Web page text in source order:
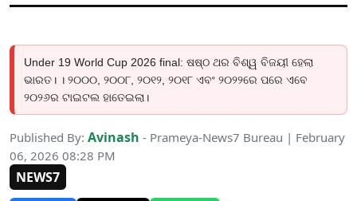
Under 19 World Cup 2026 final: ଷଷ୍ଠ ଥର ବିଶ୍ୱ ବିଜୟୀ ହେଲା
ଭାରତ। । ୨୦୦୦, ୨୦୦୮, ୨୦୧୨, ୨୦୧୮ ଏବଂ ୨୦୨୨ରେ ପରେ ଏବେ
୨୦୨୬ର ଟାଇଟଲ ହାତେଇଲା।
Published By: Avinash - Prameya-News7 Bureau | February
06, 2026 08:28 PM
NEWS7